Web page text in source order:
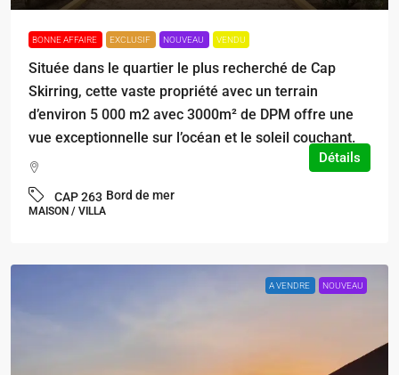
BONNE AFFAIRE EXCLUSIF NOUVEAU VENDU
Située dans le quartier le plus recherché de Cap
Skirring, cette vaste propriété avec un terrain
d’environ 5 000 m2 avec 3000m² de DPM offre une
vue exceptionnelle sur l’océan et le soleil couchant.
CAP 263 Bord de mer
MAISON / VILLA
Détails
A VENDRE NOUVEAU